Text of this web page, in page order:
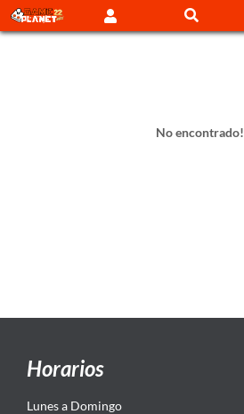
No encontrado!
Horarios
Lunes a Domingo